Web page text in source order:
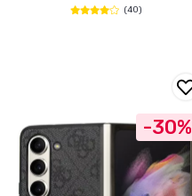
(40)
-30%